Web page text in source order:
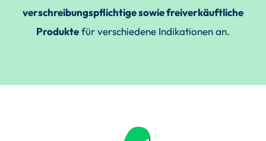
verschreibungspflichtige sowie freiverkäuftliche
Produktefür verschiedene Indikationen an.